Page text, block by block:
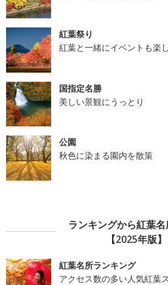
紅葉祭り
紅葉と一緒にイベントも楽
国指定名勝
美しい景観にうっとり
公園
秋色に染まる園内を散策
ランキングから紅葉
【2025年版】
紅葉名所ランキング
アクセス数の多い人気紅葉